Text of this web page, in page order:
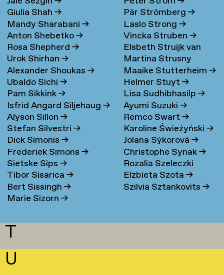
Giulia Shah→
Mandy Sharabani→
Anton Shebetko→
Rosa Shepherd→
Urok Shirhan→
Alexander Shoukas→
Ubaldo Sichi→
Pam Sikkink→
Isfrid Angard Siljehaug→
Alyson Sillon→
Stefan Silvestri→
Dick Simonis→
Frederiek Simons→
Sietske Sips→
Tibor Sisarica→
Bert Sissingh→
Marie Sizorn→
Pär Strömberg→
Laslo Strong→
Vincka Struben→
Elsbeth Struijk van
Bergen→
Martina Strusny
Maaike Stutterheim→
Helmer Stuyt→
Lisa Sudhibhasilp→
Ayumi Suzuki→
Remco Swart→
Karoline Świeżyński→
Jolana Sýkorová→
Christophe Synak→
Rozalia Szeleczki
Elzbieta Szota→
Szilvia Sztankovits→
T
U